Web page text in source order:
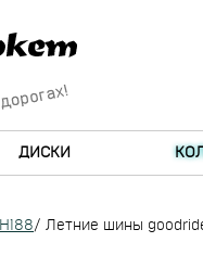
ДИСКИ
H188/ Летние шины